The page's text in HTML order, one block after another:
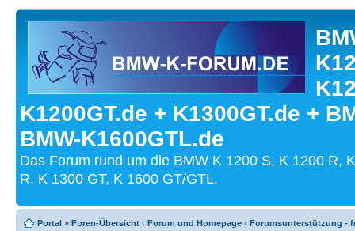
K1200GT.de + K1300GT.de +
BMW-K1600GTL.de
Das Forum rund um die BMW K 1200 S, K 1200 R,
R, K 1300 GT, K 1600 GT/GTL.
Portal » Foren-Übersicht ‹ Forum und Homepage ‹ Forumsunterstützung -